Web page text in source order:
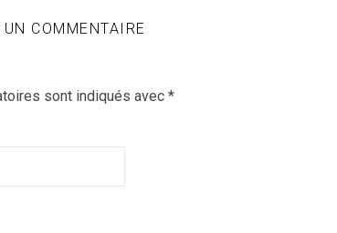
COMMENTAIRE
sont indiqués avec *